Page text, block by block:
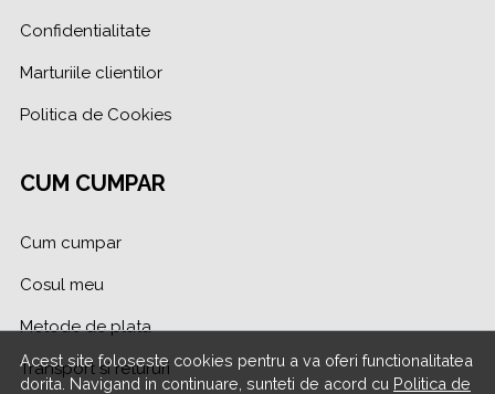
Acest site foloseste cookies pentru a va oferi functionalitatea
dorita. Navigand in continuare, sunteti de acord cu Politica de
Confidentialitate
Marturiile clientilor
Politica de Cookies
CUM CUMPAR
Cum cumpar
Cosul meu
Metode de plata
Transport si retururi